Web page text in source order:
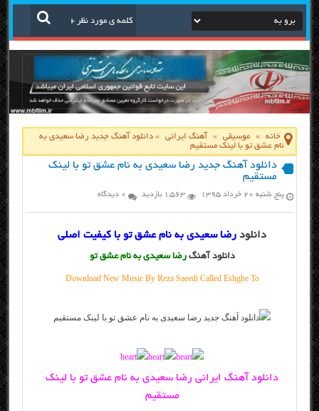
خانه » موسیقی » آهنگ ایرانی »دانلود آهنگ جدید رضا سعیدی به
نام عشق تو با لینک مستقیم
دانلود آهنگ جدید رضا سعیدی به نام عشق تو با لینک
مستقیم
پنج شنبه ۲۰ خرداد ۱۳۹۵ 1,563 بازدید 0 دیدگاه
دانلودرضا سعیدی به نام عشق تو با کیفیت اصلی
دانلود آهنگ رضا سعیدی به نام عشق تو
Download New Music By Reza Saeedi Called Eshghe To
دانلود آهنگ ایرانی رضا سعیدی به نام عشق تو با لینک
مستقیم